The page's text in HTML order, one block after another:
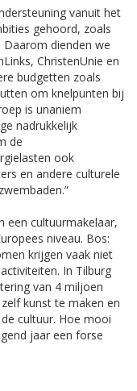
vanuit het
gehoord, zoals
Daarom dienden we
ChristenUnie en
budgetten zoals
om knelpunten bij
is unaniem
nadrukkelijk
de
ook
en andere culturele
een cultuurmakelaar,
niveau. Bos:
krijgen vaak niet
In Tilburg
van 4 miljoen
kunst te maken en
cultuur. Hoe mooi
jaar een forse